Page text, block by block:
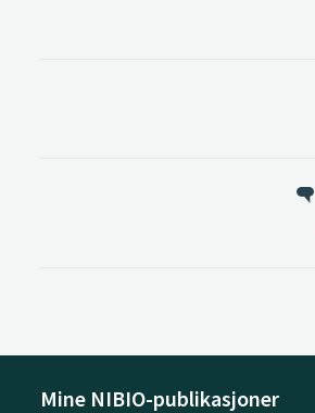
Mine NIBIO-publikasjoner